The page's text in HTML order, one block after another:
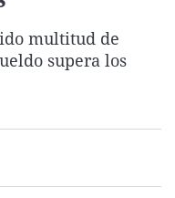
Gente viajera
Retornados
Galicia
Televisión
multitud de
supera los